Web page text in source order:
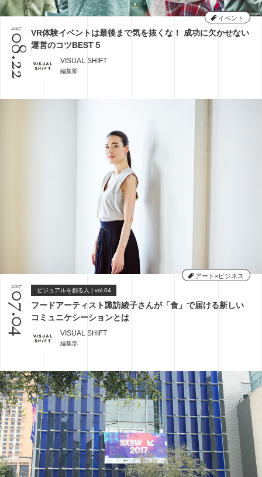
イベント
2017
08.22VR体験イベントは最後まで気を抜くな！ 成功に欠かせない
運営のコツBEST５
VISUAL SHIFT
編集部
アート×ビジネス
2017
07.04
ビジュアルを創る人 | vol.04
フードアーティスト諏訪綾子さんが「食」で届ける新しい
コミュニケシーションとは
VISUAL SHIFT
編集部